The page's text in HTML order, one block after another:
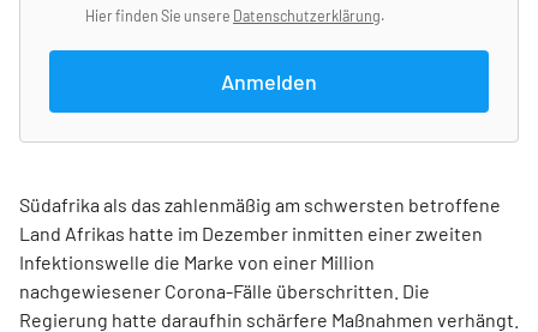
Hier finden Sie unsere Datenschutzerklärung.
Anmelden
Südafrika als das zahlenmäßig am schwersten betroffene
Land Afrikas hatte im Dezember inmitten einer zweiten
Infektionswelle die Marke von einer Million
nachgewiesener Corona-Fälle überschritten. Die
Regierung hatte daraufhin schärfere Maßnahmen verhängt.